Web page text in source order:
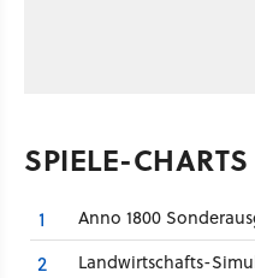
SPIELE-CHARTS
1 Anno 1800
2 Landwirtschafts-